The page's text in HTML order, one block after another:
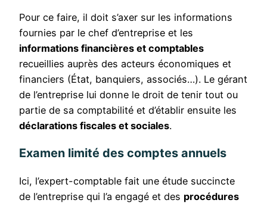
Pour ce faire, il doit s’axer sur les informations
fournies par le chef d’entreprise et les
informations financières et comptables
recueillies auprès des acteurs économiques et
financiers (État, banquiers, associés…). Le gérant
de l’entreprise lui donne le droit de tenir tout ou
partie de sa comptabilité et d’établir ensuite les
déclarations fiscales et sociales.
Examen limité des comptes annuels
Ici, l’expert-comptable fait une étude succincte
de l’entreprise qui l’a engagé et des procédures